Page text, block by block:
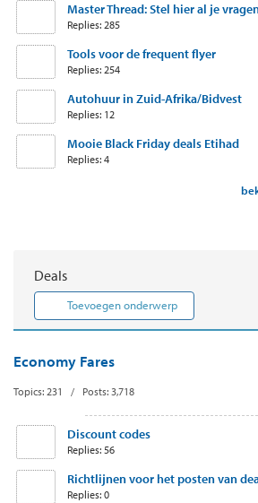
Master Thread: Stel hier al je
Replies: 285
Tools voor de frequent flyer
Replies: 254
Autohuur in Zuid-Afrika/Bidvest
Replies: 12
Mooie Black Friday deals Etihad
Replies: 4
Deals
Toevoegen onderwerp
Economy Fares
Topics: 231 / Posts: 3,718
Discount codes
Replies: 56
Richtlijnen voor het posten van
Replies: 0